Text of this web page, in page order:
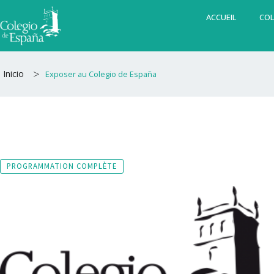
au
contenu
ACCUEIL
Inicio > Exposer au Colegio de España
PROGRAMMATION COMPLÈTE